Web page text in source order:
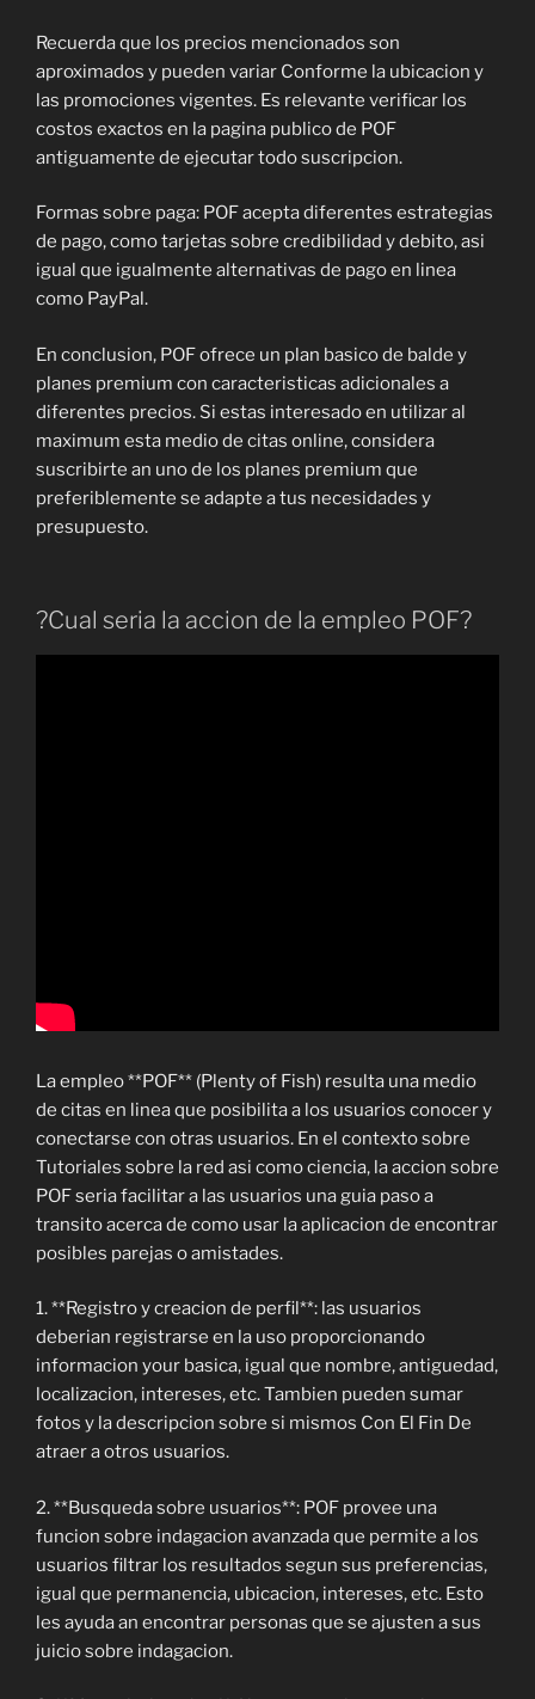
Recuerda que los precios mencionados son
aproximados y pueden variar Conforme la ubicacion y
las promociones vigentes. Es relevante verificar los
costos exactos en la pagina publico de POF
antiguamente de ejecutar todo suscripcion.
Formas sobre paga: POF acepta diferentes estrategias
de pago, como tarjetas sobre credibilidad y debito, asi
igual que igualmente alternativas de pago en linea
como PayPal.
En conclusion, POF ofrece un plan basico de balde y
planes premium con caracteristicas adicionales a
diferentes precios. Si estas interesado en utilizar al
maximum esta medio de citas online, considera
suscribirte an uno de los planes premium que
preferiblemente se adapte a tus necesidades y
presupuesto.
?Cual seria la accion de la empleo POF?
La empleo **POF** (Plenty of Fish) resulta una medio
de citas en linea que posibilita a los usuarios conocer y
conectarse con otras usuarios. En el contexto sobre
Tutoriales sobre la red asi como ciencia, la accion sobre
POF seria facilitar a las usuarios una guia paso a
transito acerca de como usar la aplicacion de encontrar
posibles parejas o amistades.
1. **Registro y creacion de perfil**: las usuarios
deberian registrarse en la uso proporcionando
informacion your basica, igual que nombre, antiguedad,
localizacion, intereses, etc. Tambien pueden sumar
fotos y la descripcion sobre si mismos Con El Fin De
atraer a otros usuarios.
2. **Busqueda sobre usuarios**: POF provee una
funcion sobre indagacion avanzada que permite a los
usuarios filtrar los resultados segun sus preferencias,
igual que permanencia, ubicacion, intereses, etc. Esto
les ayuda an encontrar personas que se ajusten a sus
juicio sobre indagacion.